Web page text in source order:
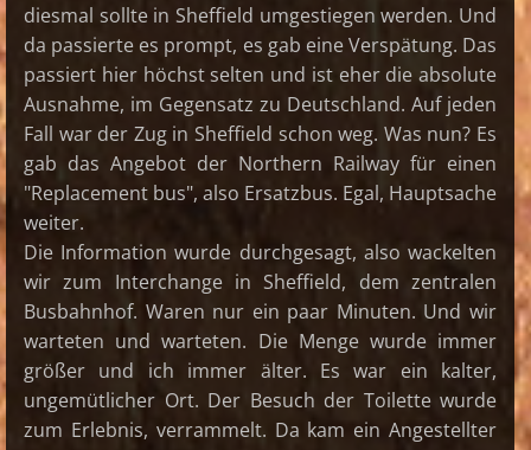
diesmal sollte in Sheffield umgestiegen werden. Und
da passierte es prompt, es gab eine Verspätung. Das
passiert hier höchst selten und ist eher die absolute
Ausnahme, im Gegensatz zu Deutschland. Auf jeden
Fall war der Zug in Sheffield schon weg. Was nun? Es
gab das Angebot der Northern Railway für einen
"Replacement bus", also Ersatzbus. Egal, Hauptsache
weiter.
Die Information wurde durchgesagt, also wackelten
wir zum Interchange in Sheffield, dem zentralen
Busbahnhof. Waren nur ein paar Minuten. Und wir
warteten und warteten. Die Menge wurde immer
größer und ich immer älter. Es war ein kalter,
ungemütlicher Ort. Der Besuch der Toilette wurde
zum Erlebnis, verrammelt. Da kam ein Angestellter